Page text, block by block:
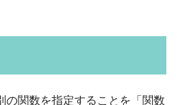
の関数を指定することを「関数